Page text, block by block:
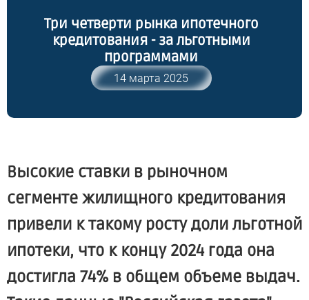
Три четверти рынка ипотечного
кредитования - за льготными
программами
14 марта 2025
Высокие ставки в рыночном
сегменте жилищного кредитования
привели к такому росту доли льготной
ипотеки, что к концу 2024 года она
достигла 74% в общем объеме выдач.